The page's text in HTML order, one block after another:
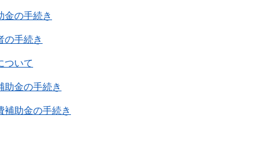
金の手続き
の手続き
ついて
助金の手続き
補助金の手続き